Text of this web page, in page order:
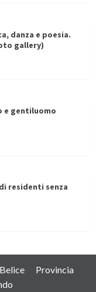
danza e poesia.
gallery)
e gentiluomo
residenti senza
Provincia